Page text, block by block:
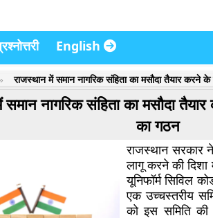
English
राजस्थान में समान नागरिक संहिता का मसौदा तैयार करने
नागरिक संहिता का मसौदा
का गठन
राजस्थान सरकार
लागू करने की दिशा
यूनिफॉर्म सिविल
एक उच्चस्तरीय
को इस समिति